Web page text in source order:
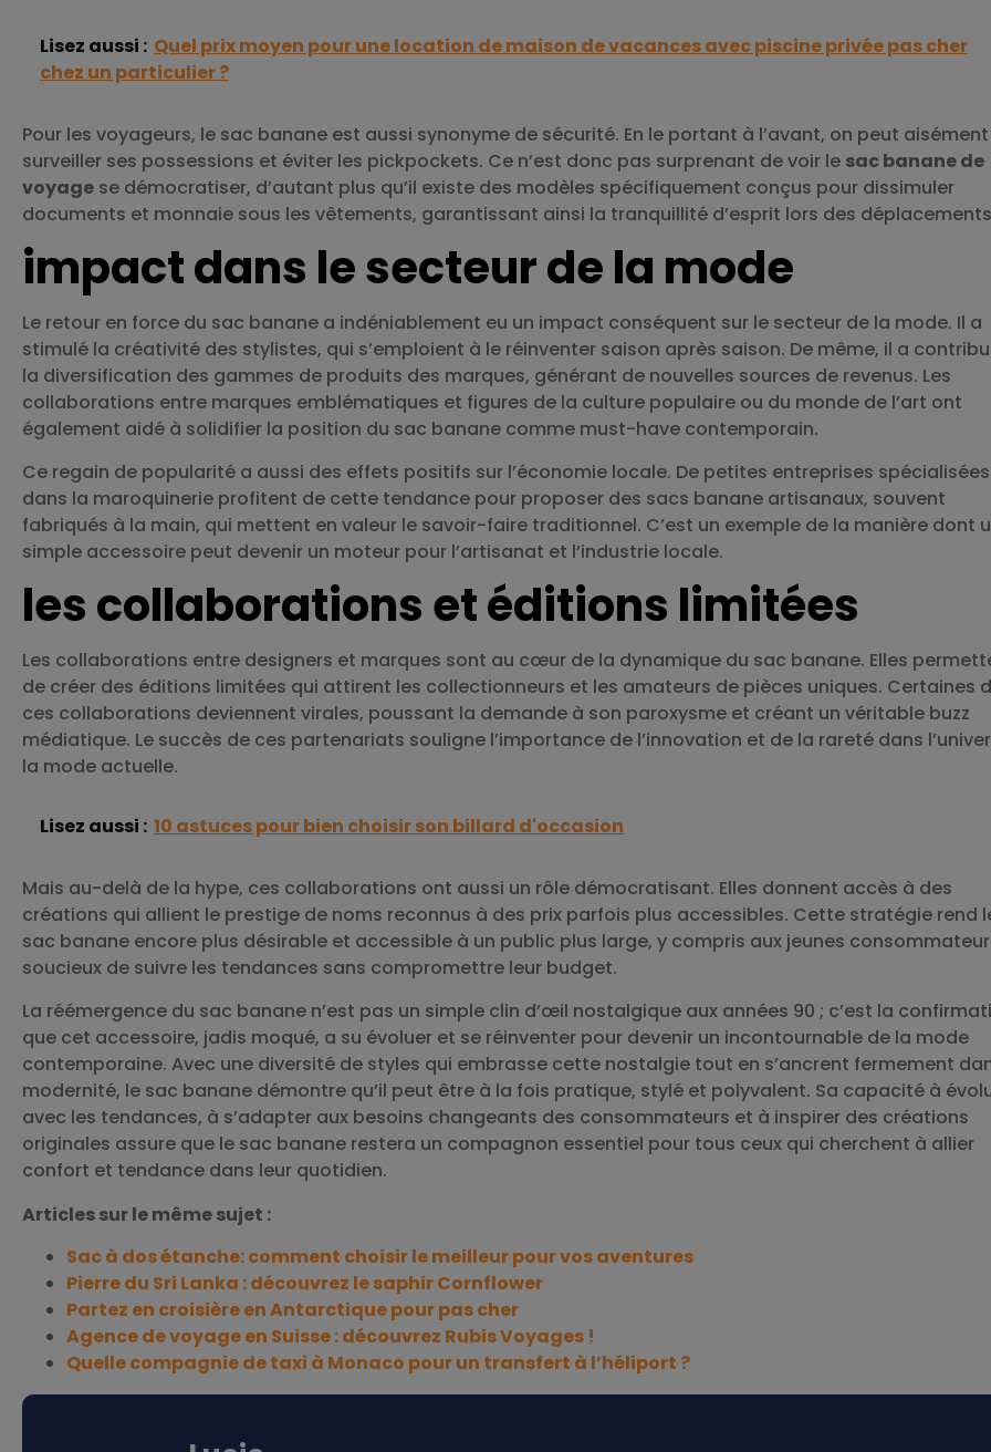
Lisez aussi : Quel prix moyen pour une location de maison de vacances avec piscine privée pas cher
chez un particulier ?
Pour les voyageurs, le sac banane est aussi synonyme de sécurité. En le portant à l’avant, on peut aisément
surveiller ses possessions et éviter les pickpockets. Ce n’est donc pas surprenant de voir le sac banane de
voyage se démocratiser, d’autant plus qu’il existe des modèles spécifiquement conçus pour dissimuler
documents et monnaie sous les vêtements, garantissant ainsi la tranquillité d’esprit lors des
impact dans le secteur de la mode
Le retour en force du sac banane a indéniablement eu un impact conséquent sur le secteur de la mode. Il a
stimulé la créativité des stylistes, qui s’emploient à le réinventer saison après saison. De même, il a
la diversification des gammes de produits des marques, générant de nouvelles sources de revenus. Les
collaborations entre marques emblématiques et figures de la culture populaire ou du monde de l’art ont
également aidé à solidifier la position du sac banane comme must-have contemporain.
Ce regain de popularité a aussi des effets positifs sur l’économie locale. De petites entreprises spécialisées
dans la maroquinerie profitent de cette tendance pour proposer des sacs banane artisanaux, souvent
fabriqués à la main, qui mettent en valeur le savoir-faire traditionnel. C’est un exemple de la manière dont
simple accessoire peut devenir un moteur pour l’artisanat et l’industrie locale.
les collaborations et éditions limitées
Les collaborations entre designers et marques sont au cœur de la dynamique du sac banane. Elles
de créer des éditions limitées qui attirent les collectionneurs et les amateurs de pièces uniques. Certaines
ces collaborations deviennent virales, poussant la demande à son paroxysme et créant un véritable buzz
médiatique. Le succès de ces partenariats souligne l’importance de l’innovation et de la rareté dans
la mode actuelle.
Lisez aussi : 10 astuces pour bien choisir son billard d'occasion
Mais au-delà de la hype, ces collaborations ont aussi un rôle démocratisant. Elles donnent accès à des
créations qui allient le prestige de noms reconnus à des prix parfois plus accessibles. Cette stratégie rend
sac banane encore plus désirable et accessible à un public plus large, y compris aux jeunes
soucieux de suivre les tendances sans compromettre leur budget.
La réémergence du sac banane n’est pas un simple clin d’œil nostalgique aux années 90 ; c’est la
que cet accessoire, jadis moqué, a su évoluer et se réinventer pour devenir un incontournable de la mode
contemporaine. Avec une diversité de styles qui embrasse cette nostalgie tout en s’ancrent fermement
modernité, le sac banane démontre qu’il peut être à la fois pratique, stylé et polyvalent. Sa capacité à
avec les tendances, à s’adapter aux besoins changeants des consommateurs et à inspirer des créations
originales assure que le sac banane restera un compagnon essentiel pour tous ceux qui cherchent à allier
confort et tendance dans leur quotidien.
Articles sur le même sujet :
Sac à dos étanche: comment choisir le meilleur pour vos aventures
Pierre du Sri Lanka : découvrez le saphir Cornflower
Partez en croisière en Antarctique pour pas cher
Agence de voyage en Suisse : découvrez Rubis Voyages !
Quelle compagnie de taxi à Monaco pour un transfert à l’héliport ?